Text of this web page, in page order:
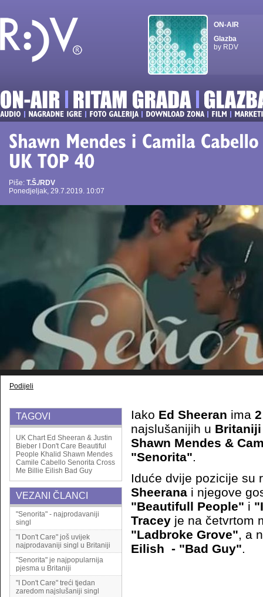
ON-AIR
Glazba
by RDV
Piše: T.Š./RDV
Ponedjeljak, 29.7.2019. 10:07
Podijeli
TAGOVI
UK Chart Ed Sheeran & Justin
Bieber
I Don't Care Beautiful
People Khalid Shawn Mendes
Camile Cabello Senorita Cross
Me Billie Eilish Bad Guy
VEZANI ČLANCI
"Senorita" - najprodavaniji
singl
"I Don't Care" još uvijek
najprodavaniji singl u Britaniji
"Senorita" je najpopularnija
pjesma u Britaniji
"I Don't Care" treći tjedan
zaredom najslušaniji singl
Iako Ed Sheeran ima
najslušanijih u
Shawn Mendes &
"Senorita".
Iduće dvije pozicije su
Sheerana i njegove
"Beautifull People" i
Tracey je na četvrtom
"Ladbroke Grove", a
Eilish - "Bad Guy".